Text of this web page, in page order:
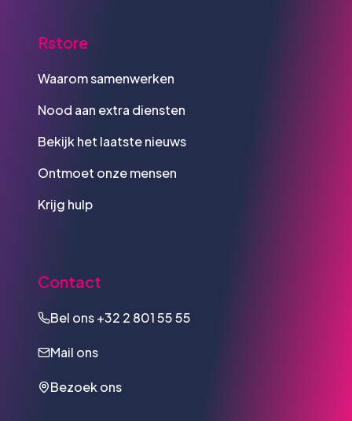
Rstore
Waarom samenwerken
Nood aan extra diensten
Bekijk het laatste nieuws
Ontmoet onze mensen
Krijg hulp
Contact
Bel ons+32 2 801 55 55
Mail ons
Bezoek ons